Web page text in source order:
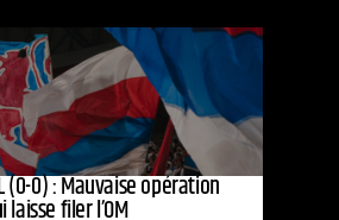
(0-0) : Mauvaise opération
laisse filer l’OM